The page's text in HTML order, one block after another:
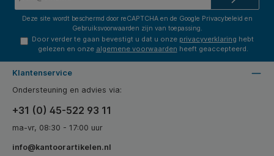
Deze site wordt beschermd door reCAPTCHA en de Google Privacybeleid en
Gebruiksvoorwaarden zijn van toepassing.
Door verder te gaan bevestigt u dat u onze privacyverklaring hebt
gelezen en onze algemene voorwaarden heeft geaccepteerd.
Klantenservice
Ondersteuning en advies via:
+31 (0) 45-522 93 11
ma-vr, 08:30 - 17:00 uur
info@kantoorartikelen.nl